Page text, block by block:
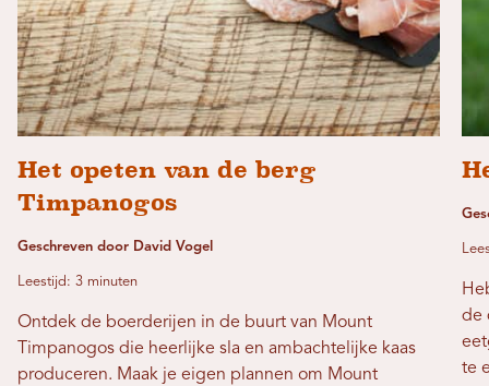
Het opeten van de berg
Timpanogos
Geschreven door David Vogel
Leestijd: 3 minuten
Ontdek de boerderijen in de buurt van Mount
Timpanogos die heerlijke sla en ambachtelijke kaas
produceren. Maak je eigen plannen om Mount
de
te